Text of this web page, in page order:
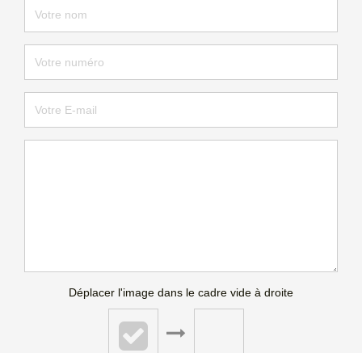
Déplacer l'image dans le cadre vide à droite